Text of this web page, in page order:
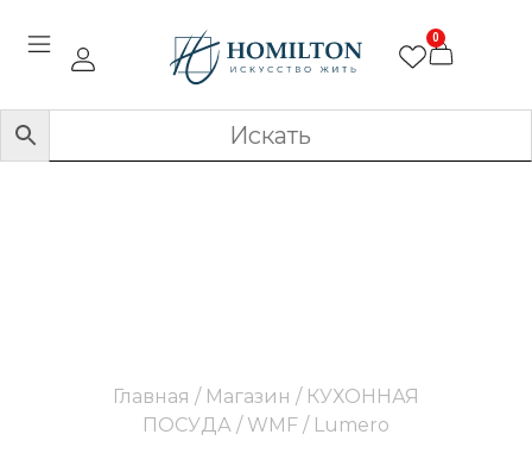
0
Главная / Магазин / КУХОННАЯ
ПОСУДА / WMF / Lumero